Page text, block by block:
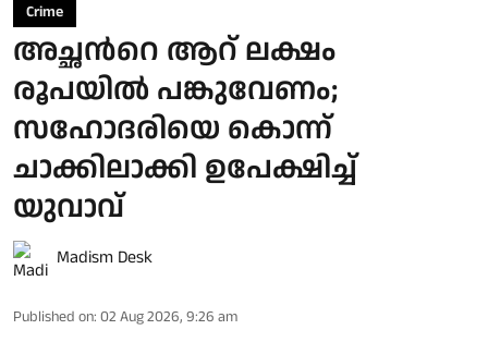
Crime
അച്ഛന്‍റെ ആറ് ലക്ഷം
രൂപയില്‍ പങ്കുവേണം;
സഹോദരിയെ കൊന്ന്
ചാക്കിലാക്കി ഉപേക്ഷിച്ച്
യുവാവ്
Madism Desk
Published on: 02 Aug 2026, 9:26 am